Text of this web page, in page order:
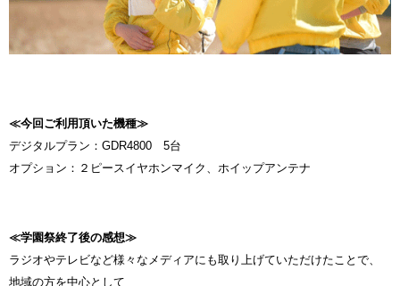
≪今回ご利用頂いた機種≫
デジタルプラン：GDR4800 5台
オプション：２ピースイヤホンマイク、ホイップアンテナ
≪学園祭終了後の感想≫
ラジオやテレビなど様々なメディアにも取り上げていただけたことで、
地域の方を中心として